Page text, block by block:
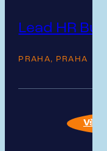
Lead HR
PRAHA, PRAHA